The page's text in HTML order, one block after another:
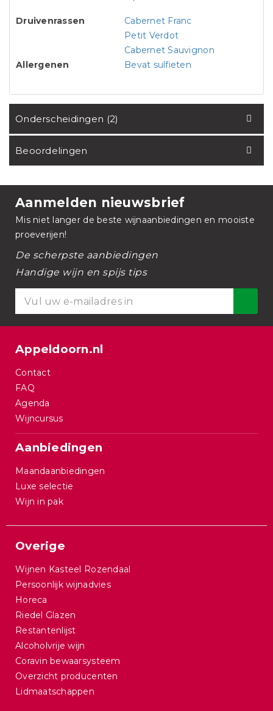
Druivenrassen
Cabernet Franc
Petit Verdot
Cabernet Sauvignon
Allergenen
Bevat sulfieten
Onderscheidingen (2)
Beoordelingen
Aanmelden nieuwsbrief
Mis niet langer de beste wijnaanbiedingen en mooiste
proeverijen!
De scherpste aanbiedingen
Handige wijn en spijs tips
Appeldoorn.nl
Contact
FAQ
Agenda
Wijncursus
Aanbiedingen
Maandaanbiedingen
Luxe selectie
Wijn in pak
Overige
Wijnen Kasteel Rozendaal
Persoonlijk wijnadvies
Horeca
Riedel Glazen
Restantenlijst
Alcoholvrije wijn
Coravin bewaarsysteem
Overzicht producenten
Lidmaatschappen